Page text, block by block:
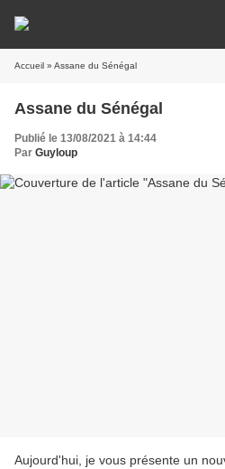
Accueil » Assane du Sénégal
Assane du Sénégal
Publié le 13/08/2021 à 14:44
Par Guyloup
Aujourd'hui, je vous présente un